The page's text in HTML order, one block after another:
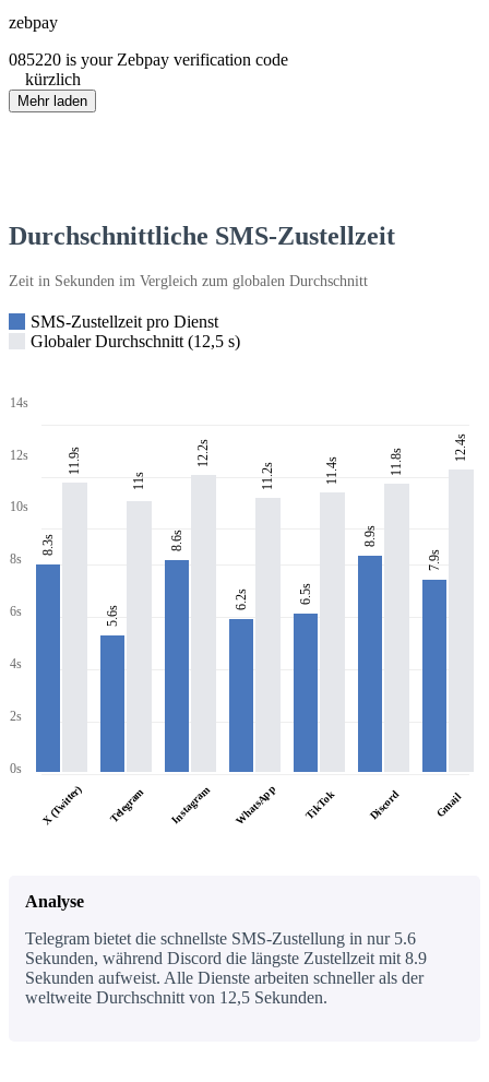
zebpay
085220 is your Zebpay verification code
kürzlich
Mehr laden
Durchschnittliche SMS-Zustellzeit
Zeit in Sekunden im Vergleich zum globalen Durchschnitt
SMS-Zustellzeit pro Dienst
Globaler Durchschnitt (12,5 s)
14s
12s
10s
8s
6s
4s
2s
0s
8.3s
11.9s
X (Twitter)
5.6s
11s
Telegram
8.6s
12.2s
Instagram
6.2s
11.2s
WhatsApp
6.5s
11.4s
TikTok
8.9s
11.8s
Discord
7.9s
12.4s
Gmail
Analyse
Telegram bietet die schnellste SMS-Zustellung in nur 5.6
Sekunden, während Discord die längste Zustellzeit mit 8.9
Sekunden aufweist. Alle Dienste arbeiten schneller als der
weltweite Durchschnitt von 12,5 Sekunden.